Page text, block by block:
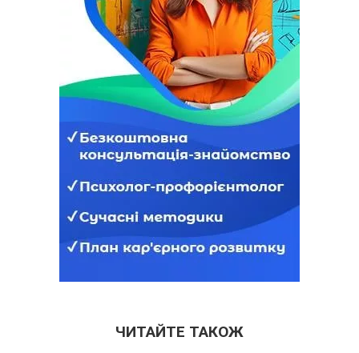
ЧИТАЙТЕ ТАКОЖ